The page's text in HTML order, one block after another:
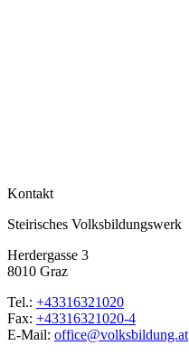
Kontakt
Steirisches Volksbildungswerk
Herdergasse 3
8010 Graz
Tel.: +43316321020
Fax: +43316321020-4
E-Mail: office@volksbildung.at